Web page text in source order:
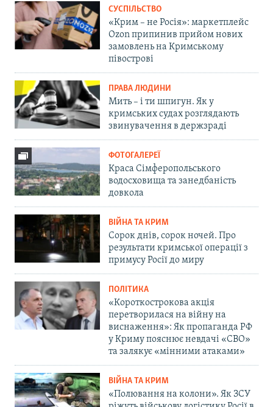
СУСПІЛЬСТВО
«Крим – не Росія»: маркетплейс
Ozon припинив прийом нових
замовлень на Кримському
півострові
ПРАВА ЛЮДИНИ
Мить – і ти шпигун. Як у
кримських судах розглядають
звинувачення в держзраді
ФОТОГАЛЕРЕЇ
Краса Сімферопольського
водосховища та занедбаність
довкола
ВІЙНА ТА КРИМ
Сорок днів, сорок ночей. Про
результати кримської операції з
примусу Росії до миру
ПОЛІТИКА
«Короткострокова акція
перетворилася на війну на
виснаження»: Як пропаганда РФ
у Криму пояснює невдачі «СВО»
та залякує «мінними атаками»
ВІЙНА ТА КРИМ
«Полювання на колони». Як ЗСУ